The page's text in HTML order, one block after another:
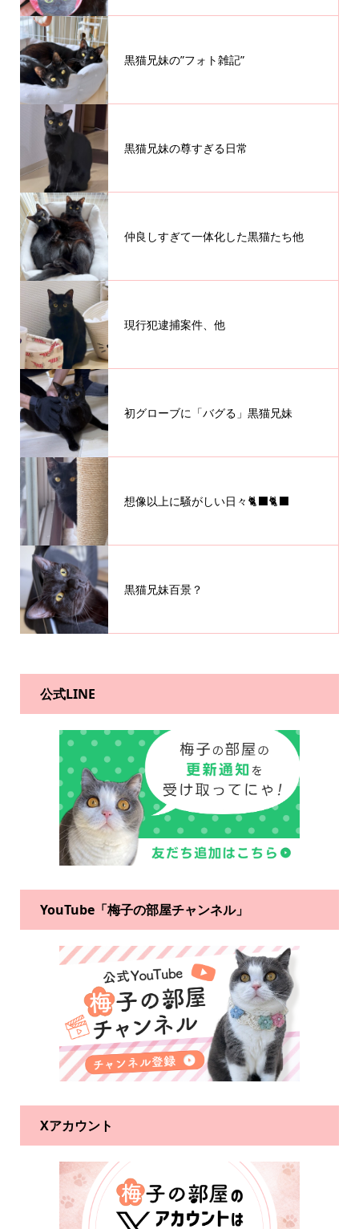
黒猫兄妹の”フォト雑記”
黒猫兄妹の尊すぎる日常
仲良しすぎて一体化した黒猫たち他
現行犯逮捕案件、他
初グローブに「バグる」黒猫兄妹
想像以上に騒がしい日々🐈‍⬛🐈‍⬛
黒猫兄妹百景？
公式LINE
YouTube「梅子の部屋チャンネル」
Xアカウント